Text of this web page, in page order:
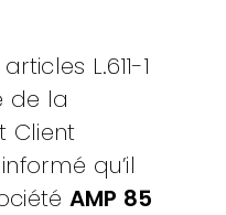
L.611-1
de la
Client
qu’il
AMP 85